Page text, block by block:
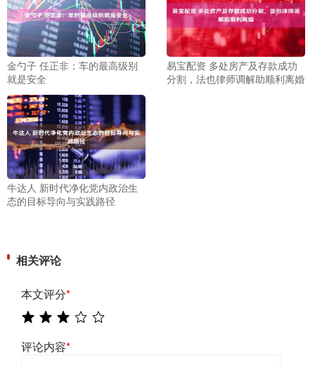
金勺子 任正非：车的最高级别
就是安全
易宝配资 多处房产及存款成功
分割，法也律师调解助顺利离婚
牛达人 新时代净化党内政治生
态的目标导向与实践路径
相关评论
本文评分*
评论内容*